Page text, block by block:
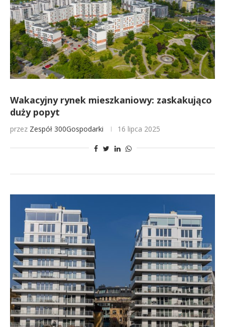
Wakacyjny rynek mieszkaniowy: zaskakująco
duży popyt
przez Zespół 300Gospodarki 16 lipca 2025